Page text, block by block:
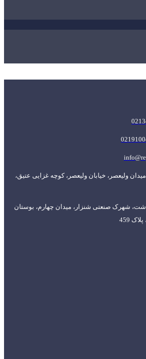
ولیعصر، خیابان ولیعصر، کوچه غزایی عتیق،
شهرک صنعتی شنزار، میدان چهارم، بوستان
459